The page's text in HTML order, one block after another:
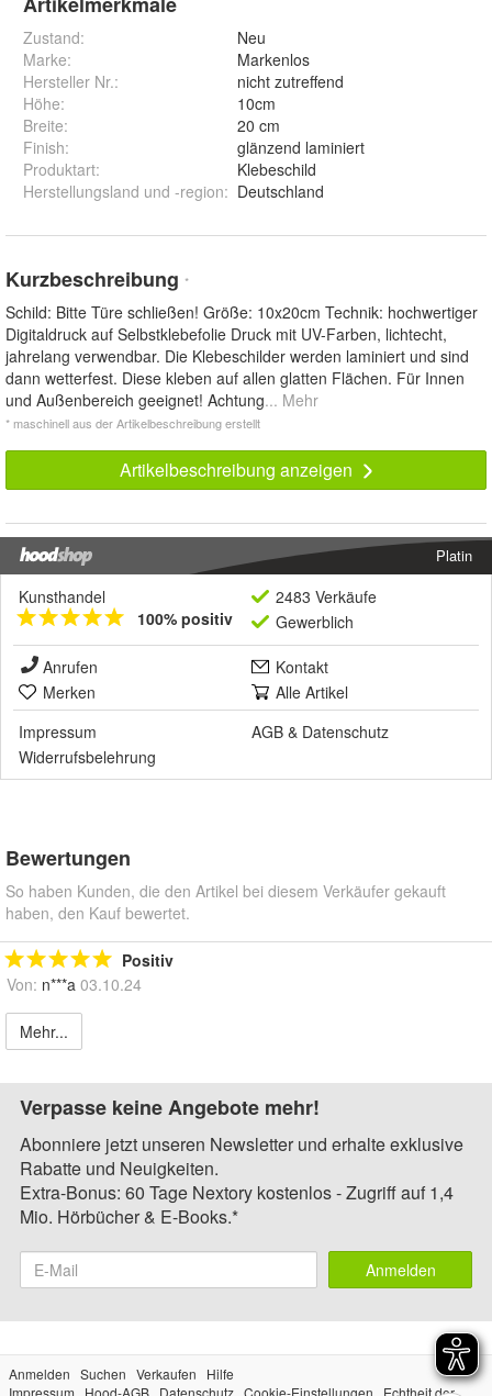
Zustand:
Neu
Marke:
Markenlos
Hersteller Nr.:
nicht zutreffend
Höhe:
10cm
Breite:
20 cm
Finish:
glänzend laminiert
Produktart:
Klebeschild
Herstellungsland und -region: Deutschland
Kurzbeschreibung *
Schild: Bitte Türe schließen! Größe: 10x20cm Technik: hochwertiger
Digitaldruck auf Selbstklebefolie Druck mit UV-Farben, lichtecht,
jahrelang verwendbar. Die Klebeschilder werden laminiert und sind
dann wetterfest. Diese kleben auf allen glatten Flächen. Für Innen
und Außenbereich geeignet! Achtung... Mehr
* maschinell aus der Artikelbeschreibung erstellt
Artikelbeschreibung anzeigen
Platin
Kunsthandel
100% positiv
2483 Verkäufe
Gewerblich
Anrufen
Kontakt
Merken
Alle Artikel
Impressum
AGB & Datenschutz
Widerrufsbelehrung
Bewertungen
So haben Kunden, die den Artikel bei diesem Verkäufer gekauft
haben, den Kauf bewertet.
Positiv
Von: n***a 03.10.24
Mehr...
Verpasse keine Angebote mehr!
Abonniere jetzt unseren Newsletter und erhalte exklusive
Rabatte und Neuigkeiten.
Extra-Bonus: 60 Tage Nextory kostenlos - Zugriff auf 1,4
Mio. Hörbücher & E-Books.*
Anmelden
Anmelden Suchen Verkaufen
Hilfe